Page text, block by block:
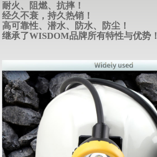
耐火、阻燃、抗摔！
经久不衰，持久热销！
高可靠性、潜水、防水、防尘！
继承了WISDOM品牌所有特性与优势！